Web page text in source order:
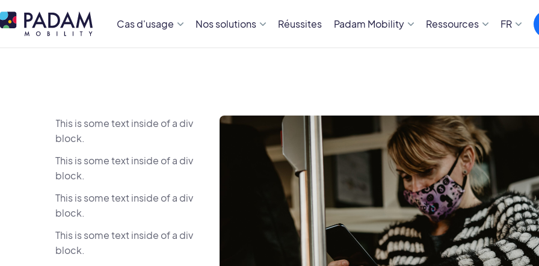
Cas d'usage Nos solutions Réussites Padam Mobility Ressources FR
This is some text inside of a div
block.
This is some text inside of a div
block.
This is some text inside of a div
block.
This is some text inside of a div
block.